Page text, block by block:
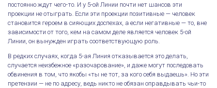
постоянно ждут чего-то. И у 5-ой Линии почти нет шансов эти
проекции не отыграть. Если эти проекции позитивные — человек
становится героем в сияющих доспехах, а если негативные — то, вне
зависимости от того, кем на самом деле является человек 5-ой
Линии, он вынужден играть соответствующую роль.
В редких случаях, когда 5-ая Линия отказывается это делать,
случается неизбежное «разочарование», и даже могут последовать
обвинения в том, что якобы «ты не тот, за кого себя выдаешь». Но эти
претензии — не по адресу, ведь никто не обязан оправдывать чьи-то